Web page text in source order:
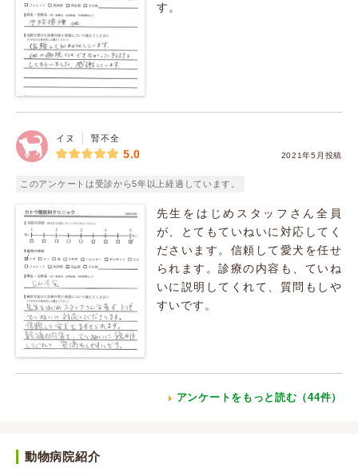
す。
イヌ 腎不全
2021年5月投稿
5.0
このアンケートは受診から5年以上経過しています。
先生をはじめスタッフさん全員
が、とてもていねいに対応してく
ださいます。信頼して愛犬を任せ
られます。診療の内容も、ていね
いに説明してくれて、質問もしや
すいです。
アンケートをもっと読む（44件）
動物病院紹介